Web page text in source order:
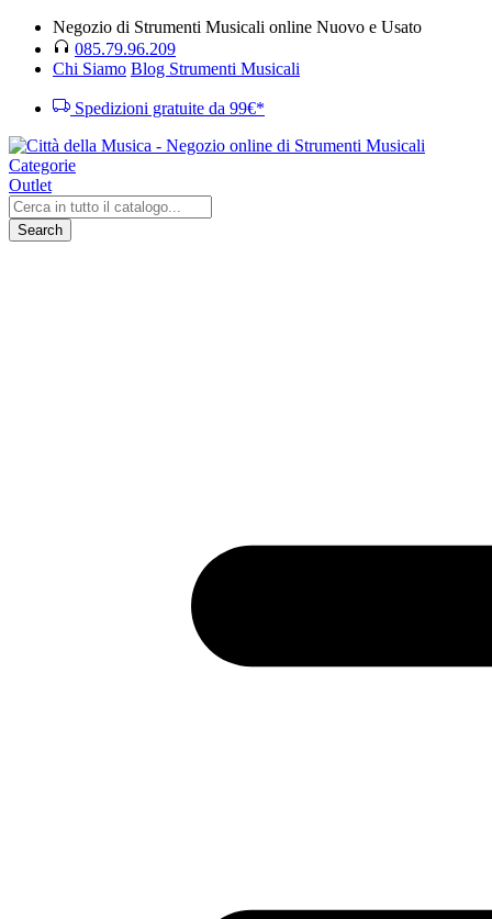
Negozio di Strumenti Musicali online Nuovo e Usato
085.79.96.209
Chi Siamo Blog Strumenti Musicali
Spedizioni gratuite da 99€*
Categorie
Outlet
Search